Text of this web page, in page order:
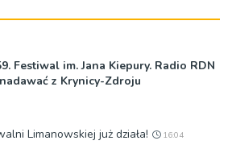
Festiwal im. Jana Kiepury. Radio RDN
z Krynicy-Zdroju
Limanowskiej już działa! 16:04